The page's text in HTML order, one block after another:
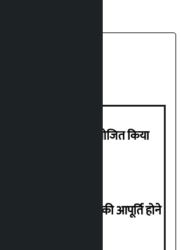
संस्करण नवंबर में आयोजित किया
लोगों से 15 दिनों तक गैस की आपूर्ति होने